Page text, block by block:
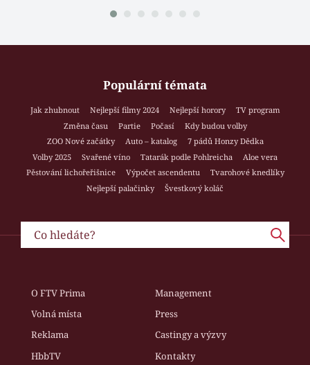
Populární témata
Jak zhubnout Nejlepší filmy 2024 Nejlepší horory
TV program
Změna času
Partie Počasí
Kdy budou volby
ZOO Nové začátky
Auto – katalog
7 pádů Honzy Dědka
Volby 2025
Svařené víno Tatarák podle Pohlreicha
Aloe vera
Pěstování lichořeřišnice
Výpočet ascendentu
Tvarohové knedlíky
Nejlepší palačinky
Švestkový koláč
O FTV Prima
Management
Volná místa
Press
Reklama
Castingy a výzvy
HbbTV
Kontakty